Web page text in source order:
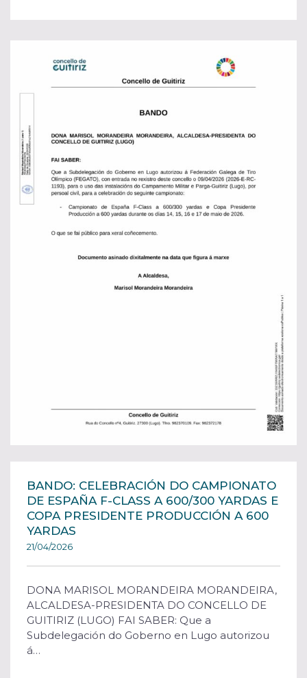
BANDO: CELEBRACIÓN DO CAMPIONATO
DE ESPAÑA F-CLASS A 600/300 YARDAS E
COPA PRESIDENTE PRODUCCIÓN A 600
YARDAS
21/04/2026
DONA MARISOL MORANDEIRA MORANDEIRA,
ALCALDESA-PRESIDENTA DO CONCELLO DE
GUITIRIZ (LUGO) FAI SABER: Que a
Subdelegación do Goberno en Lugo autorizou
á…